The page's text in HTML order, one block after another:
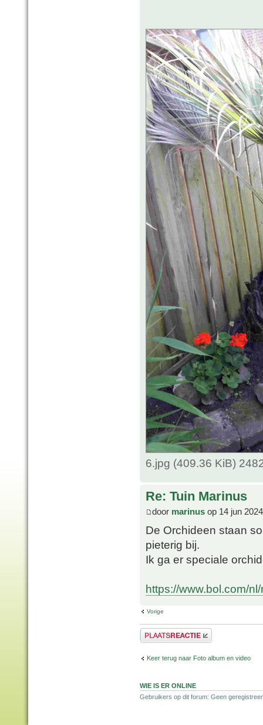
6.jpg (409.36 KiB)
Re: Tuin Marinus
door marinus op 14 jun
De Orchideen staan
pieterig bij.
Ik ga er speciale
https://www.bol.com/
Vorige
Plaats een reactie
Keer terug naar Foto album en video
WIE IS ER ONLINE
Gebruikers op dit forum: Geen